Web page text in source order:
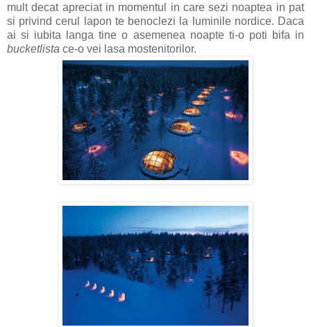
mult decat apreciat in momentul in care sezi noaptea in pat
si privind cerul lapon te benoclezi la luminile nordice. Daca
ai si iubita langa tine o asemenea noapte ti-o poti bifa in
bucketlista ce-o vei lasa mostenitorilor.